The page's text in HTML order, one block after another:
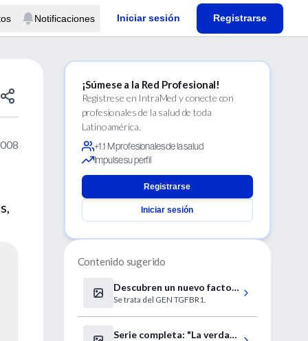
Notificaciones Iniciar sesión Registrarse
¡Súmese a la Red Profesional!
Regístrese en IntraMed y conecte con
profesionales de la salud de toda
Latinoamérica.
+1.1 M profesionales de la salud
Impulse su perfil
Registrarse
Iniciar sesión
Contenido sugerido
Descubren un nuevo factor
genético asociado al cáncer
de colon
Se trata del GEN TGFBR1.
Serie completa: "La verdad